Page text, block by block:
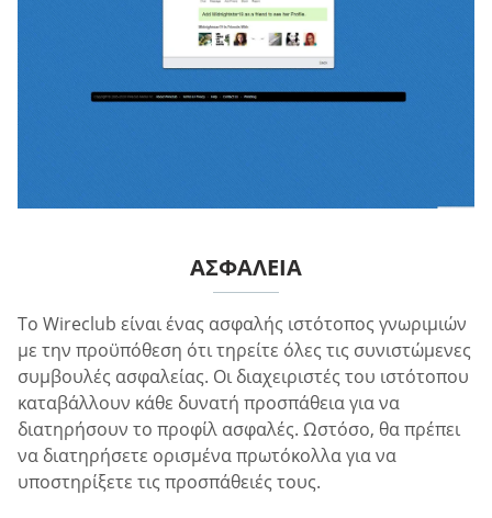
ΑΣΦΆΛΕΙΑ
Το Wireclub είναι ένας ασφαλής ιστότοπος γνωριμιών
με την προϋπόθεση ότι τηρείτε όλες τις συνιστώμενες
συμβουλές ασφαλείας. Οι διαχειριστές του ιστότοπου
καταβάλλουν κάθε δυνατή προσπάθεια για να
διατηρήσουν το προφίλ ασφαλές. Ωστόσο, θα πρέπει
να διατηρήσετε ορισμένα πρωτόκολλα για να
υποστηρίξετε τις προσπάθειές τους.